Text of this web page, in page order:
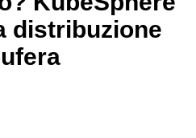
distribuzione